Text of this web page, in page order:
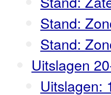
Stand:
Stand:
Uitslagen
Uitslagen: